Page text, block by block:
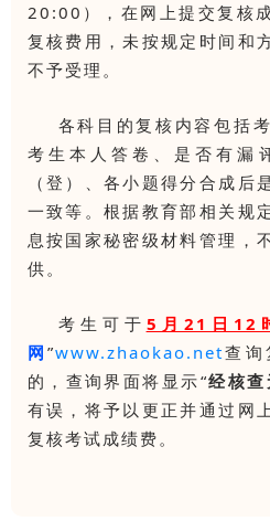
20:00），在网上提交复核
复核费用，未按规定时间和
不予受理。
各科目的复核内容包括
考生本人答卷、是否有漏
（登）、各小题得分合成后
一致等。根据教育部相关规
息按国家秘密级材料管理，
供。
考生可于 5月21日12
网 ”www.zhaokao.net查询
的，查询界面将显示“经核查
有误，将予以更正并通过网
复核考试成绩费。